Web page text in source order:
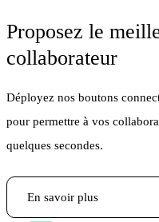
Proposez le
collaborateur
Déployez nos boutons
pour permettre à vos
quelques secondes.
En savoir plus